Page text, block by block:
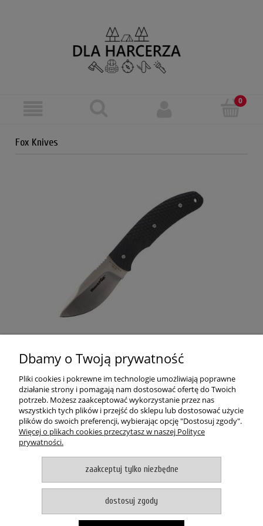
Fox Knives
Nóż BlackFox Zytel Drop Point
140,00 zł
zawiera 23% VAT, bez kosztów dostawy
DO KOSZYKA
POMOC
MOJE KONTO
PŁATNOŚCI I DOSTAWA
Dbamy o Twoją prywatność
Pliki cookies i pokrewne im technologie umożliwiają poprawne
działanie strony i pomagają nam dostosować ofertę do Twoich
potrzeb. Możesz zaakceptować wykorzystanie przez nas
wszystkich tych plików i przejść do sklepu lub dostosować użycie
plików do swoich preferencji, wybierając opcję "Dostosuj zgody".
Więcej o plikach cookies przeczytasz w naszej Polityce
prywatności.
zaakceptuj tylko niezbędne
dostosuj zgody